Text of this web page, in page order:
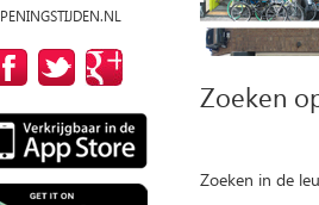
Zoeken
Zoeken in de